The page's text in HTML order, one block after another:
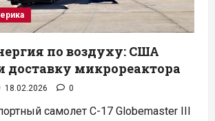
по воздуху: США
доставку микрореактора
18.02.2026 0
самолет C-17 Globemaster III